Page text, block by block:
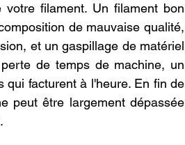
filament. Un filament bon
de mauvaise qualité,
et un gaspillage de matériel
de temps de machine, un
qui facturent à l'heure. En fin de
peut être largement dépassée